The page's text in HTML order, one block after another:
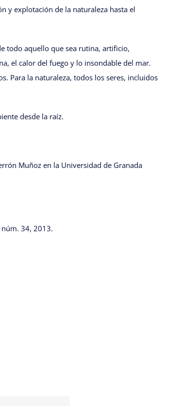
y explotación de la naturaleza hasta el
todo aquello que sea rutina, artificio,
el calor del fuego y lo insondable del mar.
Para la naturaleza, todos los seres, incluidos
desde la raíz.
Muñoz en la Universidad de Granada
34, 2013.